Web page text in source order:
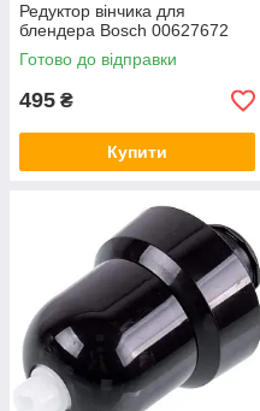
Редуктор вінчика для
блендера Bosch 00627672
Готово до відправки
495 ₴
Купити